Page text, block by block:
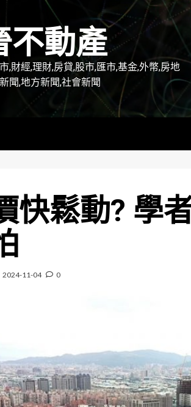
不動產
,財經,理財,房貸,股市,匯市,基金,外幣,房地
聞,地方新聞,社會新聞
快鬆動? 學
2024-11-04 0